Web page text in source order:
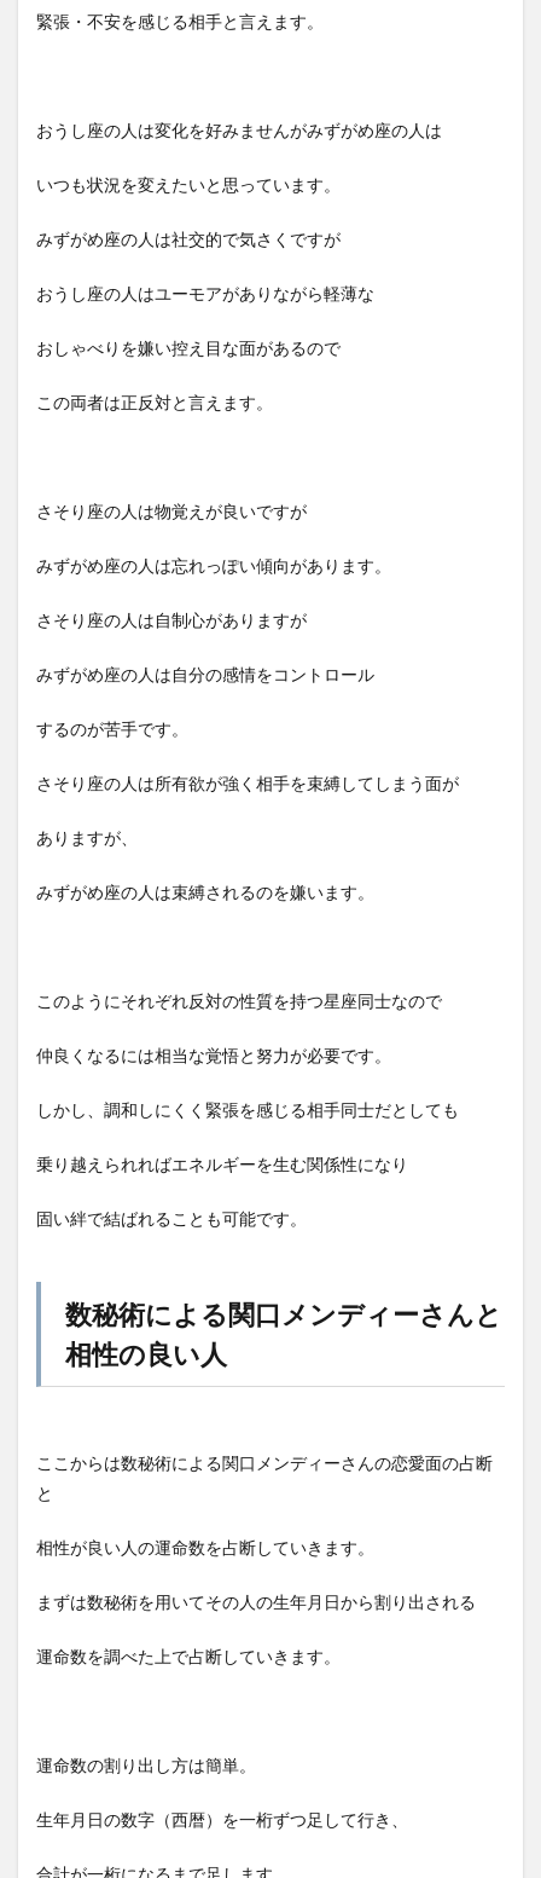
緊張・不安を感じる相手と言えます。
おうし座の人は変化を好みませんがみずがめ座の人は
いつも状況を変えたいと思っています。
みずがめ座の人は社交的で気さくですが
おうし座の人はユーモアがありながら軽薄な
おしゃべりを嫌い控え目な面があるので
この両者は正反対と言えます。
さそり座の人は物覚えが良いですが
みずがめ座の人は忘れっぽい傾向があります。
さそり座の人は自制心がありますが
みずがめ座の人は自分の感情をコントロール
するのが苦手です。
さそり座の人は所有欲が強く相手を束縛してしまう面が
ありますが、
みずがめ座の人は束縛されるのを嫌います。
このようにそれぞれ反対の性質を持つ星座同士なので
仲良くなるには相当な覚悟と努力が必要です。
しかし、調和しにくく緊張を感じる相手同士だとしても
乗り越えられればエネルギーを生む関係性になり
固い絆で結ばれることも可能です。
数秘術による関口メンディーさんと
相性の良い人
ここからは数秘術による関口メンディーさんの恋愛面の占断
と
相性が良い人の運命数を占断していきます。
まずは数秘術を用いてその人の生年月日から割り出される
運命数を調べた上で占断していきます。
運命数の割り出し方は簡単。
生年月日の数字（西暦）を一桁ずつ足して行き、
合計が一桁になるまで足します。